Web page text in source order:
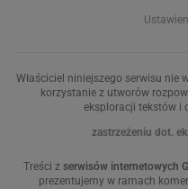
Właściciel niniejszego serwisu nie
korzystanie z utworów
eksploracji tekstów i
zastrzeżeniu dot.
Treści z serwisów internetowych
prezentujemy w ramach